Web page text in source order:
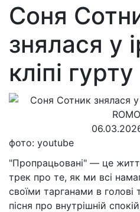
Соня
знялася у
кліпі
фото: youtube
"Пропрацьовані" — це
трек про те, як ми всі
своїми тарганами в
пісня про внутрішній